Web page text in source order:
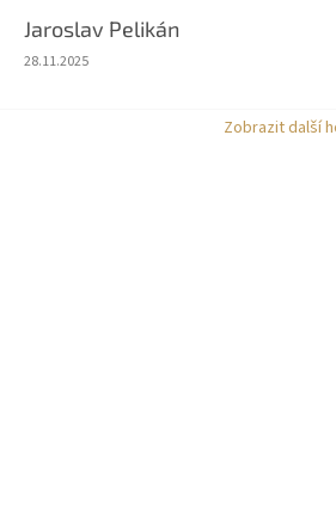
Jaroslav Pelikán
Hodnocení obchodu je 5 z 5 hvězdiček.
28.11.2025
Zobrazit další